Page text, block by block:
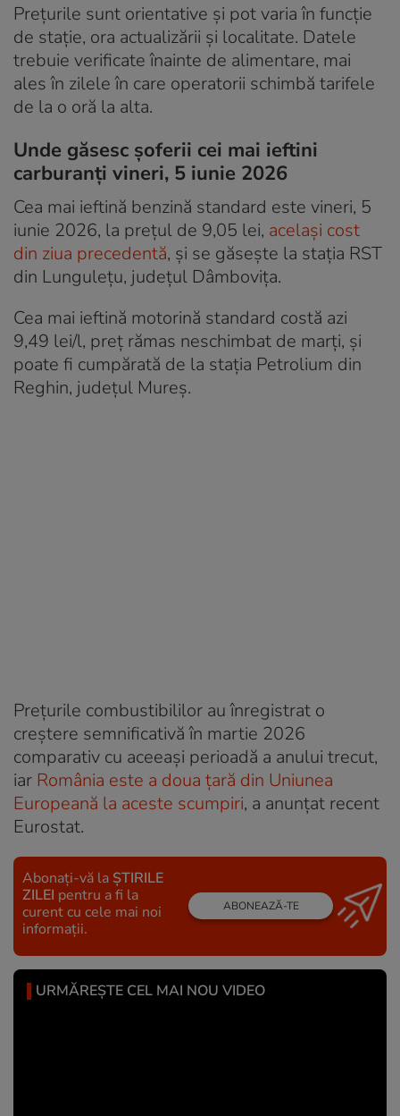
Prețurile sunt orientative și pot varia în funcție
de stație, ora actualizării și localitate. Datele
trebuie verificate înainte de alimentare, mai
ales în zilele în care operatorii schimbă tarifele
de la o oră la alta.
Unde găsesc șoferii cei mai ieftini
carburanți vineri, 5 iunie 2026
Cea mai ieftină benzină standard este vineri, 5
iunie 2026, la prețul de 9,05 lei, același cost
din ziua precedentă, și se găsește la stația RST
din Lungulețu, județul Dâmbovița.
Cea mai ieftină motorină standard costă azi
9,49 lei/l, preț rămas neschimbat de marți, și
poate fi cumpărată de la stația Petrolium din
Reghin, județul Mureș.
Prețurile combustibililor au înregistrat o
creștere semnificativă în martie 2026
comparativ cu aceeași perioadă a anului trecut,
iar România este a doua țară din Uniunea
Europeană la aceste scumpiri, a anunțat recent
Eurostat.
Abonați-vă la ȘTIRILE
ZILEI pentru a fi la
curent cu cele mai noi
informații.
ABONEAZĂ-TE
URMĂREȘTE CEL MAI NOU VIDEO